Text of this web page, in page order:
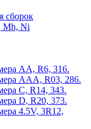
сборок
Mh, Ni
АА, R6, 316.
ААА, R03, 286.
С, R14, 343.
D, R20, 373.
4.5V, 3R12,